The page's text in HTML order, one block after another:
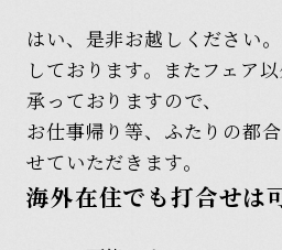
はい、是非お越しください
しております。またフェア
承っておりますので、
お仕事帰り等、ふたりの都
せていただきます。
海外在住でも打合せは